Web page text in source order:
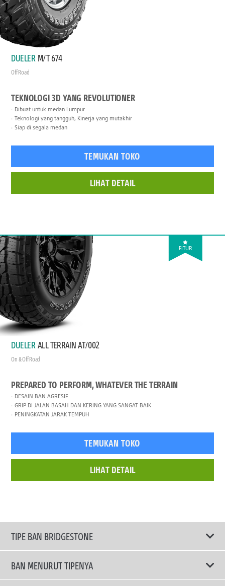
DUELER M/T 674
Off Road
TEKNOLOGI 3D YANG REVOLUTIONER
Dibuat untuk medan Lumpur
Teknologi yang tangguh, Kinerja yang mutakhir
Siap di segala medan
TEMUKAN TOKO
LIHAT DETAIL
FITUR
DUELER ALL TERRAIN AT/002
On & Off Road
PREPARED TO PERFORM, WHATEVER THE TERRAIN
DESAIN BAN AGRESIF
GRIP DI JALAN BASAH DAN KERING YANG SANGAT BAIK
PENINGKATAN JARAK TEMPUH
TEMUKAN TOKO
LIHAT DETAIL
TIPE BAN BRIDGESTONE
BAN MENURUT TIPENYA